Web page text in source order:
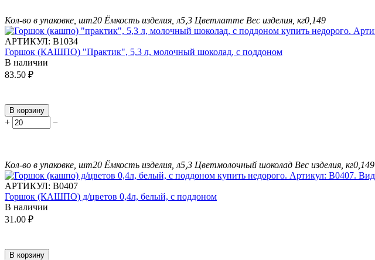
Кол-во в упаковке, шт20 Ёмкость изделия, л5,3 Цветлатте Вес изделия, кг0,149
АРТИКУЛ: В1034
Горшок (КАШПО) "Практик", 5,3 л, молочный шоколад, с поддоном
В наличии
83.50 ₽
В корзину
+ −
Кол-во в упаковке, шт20 Ёмкость изделия, л5,3 Цветмолочный шоколад Вес изделия, кг0,149
АРТИКУЛ: В0407
Горшок (КАШПО) д/цветов 0,4л, белый, с поддоном
В наличии
31.00 ₽
В корзину